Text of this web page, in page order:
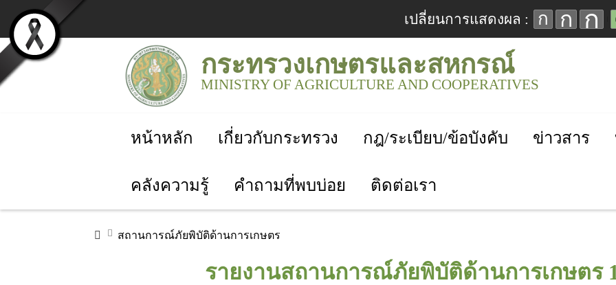
เปลี่ยนการแสดงผล : ก ก ก
กระทรวงเกษตรและสหกรณ์
MINISTRY OF AGRICULTURE AND COOPERATIVES
หน้าหลัก เกี่ยวกับกระทรวง กฎ/ระเบียบ/ข้อบังคับ ข่าวสาร
คลังความรู้ คำถามที่พบบ่อย ติดต่อเรา
สถานการณ์ภัยพิบัติด้านการเกษตร
รายงานสถานการณ์ภัยพิบัติด้านการเกษตร